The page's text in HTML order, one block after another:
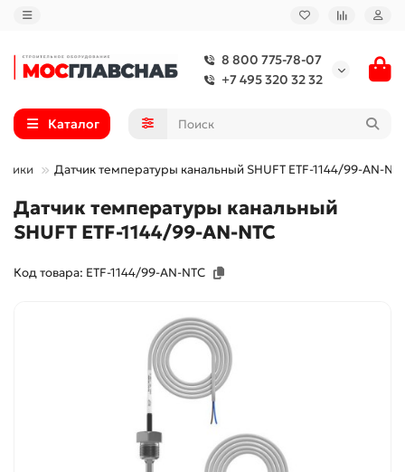
8 800 775-78-07
+7 495 320 32 32
Каталог
Датчик температуры канальный SHUFT ETF-1144/99-AN-
Датчик температуры канальный
SHUFT ETF-1144/99-AN-NTC
Код товара: ETF-1144/99-AN-NTC